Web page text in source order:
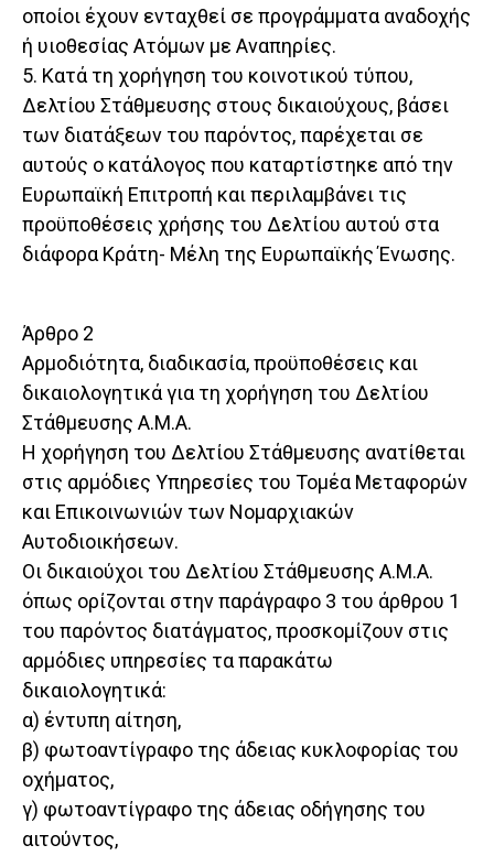
οποίοι έχουν ενταχθεί σε προγράμματα αναδοχής
ή υιοθεσίας Ατόμων με Αναπηρίες.
5. Κατά τη χορήγηση του κοινοτικού τύπου,
Δελτίου Στάθμευσης στους δικαιούχους, βάσει
των διατάξεων του παρόντος, παρέχεται σε
αυτούς ο κατάλογος που καταρτίστηκε από την
Ευρωπαϊκή Επιτροπή και περιλαμβάνει τις
προϋποθέσεις χρήσης του Δελτίου αυτού στα
διάφορα Κράτη- Μέλη της Ευρωπαϊκής Ένωσης.
Άρθρο 2
Αρμoδιότητα, διαδικασία, προϋποθέσεις και
δικαιολογητικά για τη χορήγηση του Δελτίου
Στάθμευσης Α.Μ.Α.
Η χορήγηση του Δελτίου Στάθμευσης ανατίθεται
στις αρμόδιες Υπηρεσίες του Τομέα Μεταφορών
και Επικοινωνιών των Νομαρχιακών
Αυτοδιοικήσεων.
Οι δικαιούχοι του Δελτίου Στάθμευσης Α.Μ.Α.
όπως ορίζονται στην παράγραφο 3 του άρθρου 1
του παρόντος διατάγματος, προσκομίζουν στις
αρμόδιες υπηρεσίες τα παρακάτω
δικαιολογητικά:
α) έντυπη αίτηση,
β) φωτοαντίγραφο της άδειας κυκλοφορίας του
οχήματος,
γ) φωτοαντίγραφο της άδειας οδήγησης του
αιτούντος,